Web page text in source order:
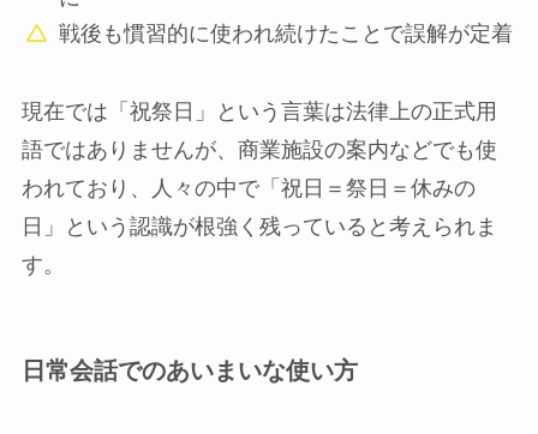
戦後も慣習的に使われ続けたことで誤解が定着
現在では「祝祭日」という言葉は法律上の正式用
語ではありませんが、商業施設の案内などでも使
われており、人々の中で「祝日＝祭日＝休みの
日」という認識が根強く残っていると考えられま
す。
日常会話でのあいまいな使い方